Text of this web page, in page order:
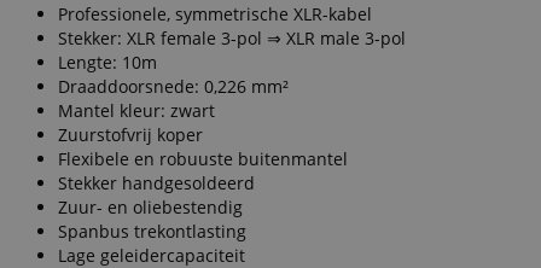
Professionele, symmetrische XLR-kabel
Stekker: XLR female 3-pol ⇒ XLR male 3-pol
Lengte: 10m
Draaddoorsnede: 0,226 mm²
Mantel kleur: zwart
Zuurstofvrij koper
Flexibele en robuuste buitenmantel
Stekker handgesoldeerd
Zuur- en oliebestendig
Spanbus trekontlasting
Lage geleidercapaciteit